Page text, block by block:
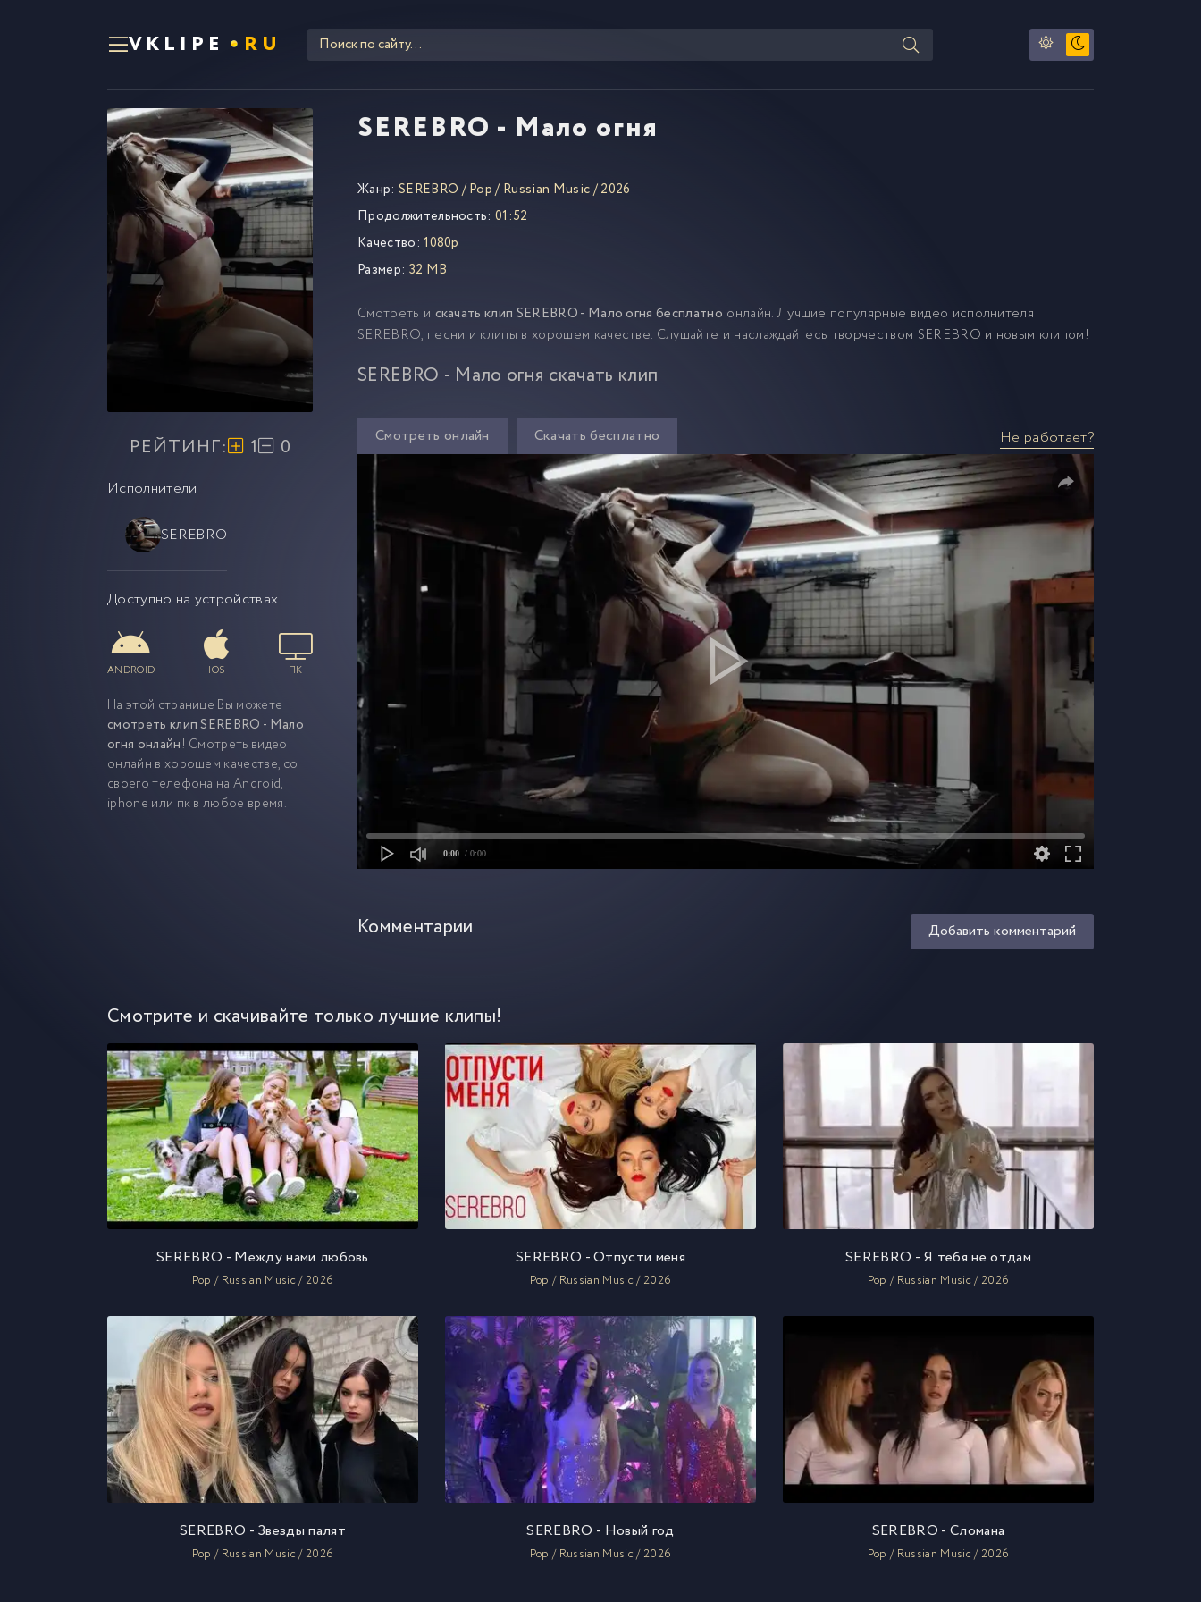
VKLIPE RU
SEREBRO - Мало огня
РЕЙТИНГ: 1 0
Исполнители
SEREBRO
Доступно на устройствах
ANDROID IOS ПК
На этой странице Вы можете
смотреть клип SEREBRO - Мало
огня онлайн! Смотреть видео
онлайн в хорошем качестве, со
своего телефона на Android,
iphone или пк в любое время.
Жанр: SEREBRO /Pop/ Russian Music/2026
Продолжительность: 01:52
Качество: 1080p
Размер: 32 MB
Смотреть и скачать клип SEREBRO - Мало огня бесплатно онлайн. Лучшие популярные видео исполнителя
SEREBRO, песни и клипы в хорошем качестве. Слушайте и наслаждайтесь творчеством SEREBRO и новым клипом!
SEREBRO - Мало огня скачать клип
Смотреть онлайн Скачать бесплатно Не работает?
0:00 / 0:00
Комментарии Добавить комментарий
Смотрите и скачивайте только лучшие клипы!
SEREBRO - Между нами любовь
Pop / Russian Music / 2026
SEREBRO - Отпусти меня
Pop / Russian Music / 2026
SEREBRO - Я тебя не отдам
Pop / Russian Music / 2026
SEREBRO - Звезды палят
Pop / Russian Music / 2026
SEREBRO - Новый год
Pop / Russian Music / 2026
SEREBRO - Сломана
Pop / Russian Music / 2026